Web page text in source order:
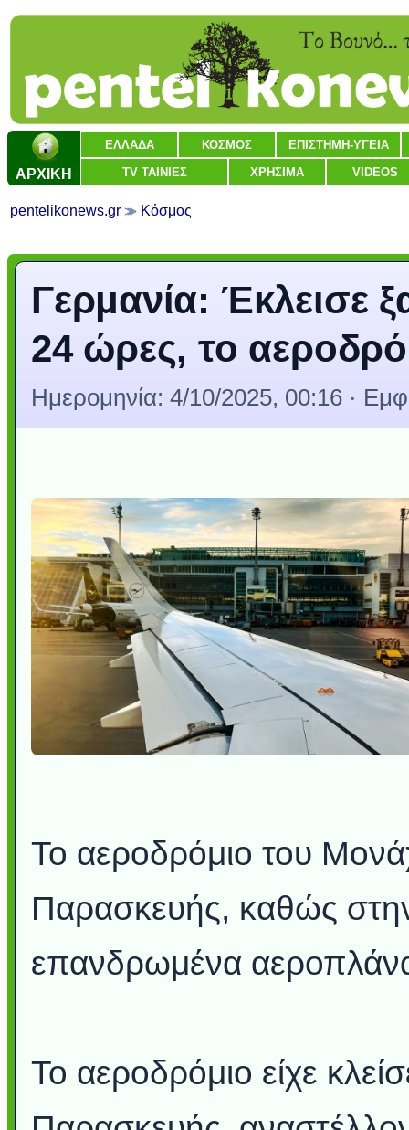
ΑΡΧΙΚΗ
ΕΛΛΑΔΑ ΚΟΣΜΟΣ ΕΠΙΣΤΗΜΗ-ΥΓΕΙΑ
TV ΤΑΙΝΙΕΣ ΧΡΗΣΙΜΑ VIDEOS
pentelikonews.gr Κόσμος
Γερμανία: Έκλεισε
24 ώρες, το
Ημερομηνία: 4/10/2025, 00:16 ·
Το αεροδρόμιο του
Παρασκευής, καθώς
επανδρωμένα
Το αεροδρόμιο είχε